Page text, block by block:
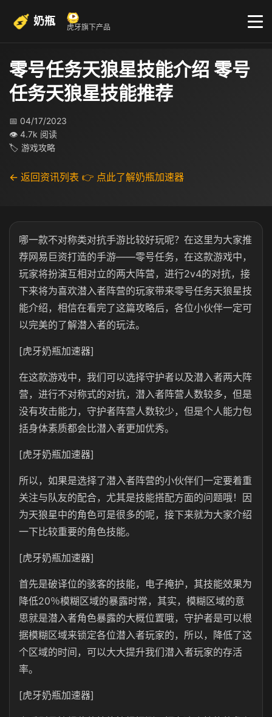
奶瓶 虎牙旗下产品
零号任务天狼星技能介绍 零号
任务天狼星技能推荐
📅 04/17/2023
👁 4.7k 阅读
🏷 游戏攻略
← 返回资讯列表 👉 点此了解奶瓶加速器
哪一款不对称类对抗手游比较好玩呢？在这里为大家推
荐网易巨资打造的手游——零号任务，在这款游戏中，
玩家将扮演互相对立的两大阵营，进行2v4的对抗，接
下来将为喜欢潜入者阵营的玩家带来零号任务天狼星技
能介绍，相信在看完了这篇攻略后，各位小伙伴一定可
以完美的了解潜入者的玩法。
[虎牙奶瓶加速器]
在这款游戏中，我们可以选择守护者以及潜入者两大阵
营，进行不对称式的对抗，潜入者阵营人数较多，但是
没有攻击能力，守护者阵营人数较少，但是个人能力包
括身体素质都会比潜入者更加优秀。
[虎牙奶瓶加速器]
所以，如果是选择了潜入者阵营的小伙伴们一定要着重
关注与队友的配合，尤其是技能搭配方面的问题哦！因
为天狼星中的角色可是很多的呢，接下来就为大家介绍
一下比较重要的角色技能。
[虎牙奶瓶加速器]
首先是破译位的骇客的技能，电子掩护，其技能效果为
降低20％模糊区域的暴露时常，其实，模糊区域的意
思就是潜入者角色暴露的大概位置哦，守护者是可以根
据模糊区域来锁定各位潜入者玩家的，所以，降低了这
个区域的时间，可以大大提升我们潜入者玩家的存活
率。
[虎牙奶瓶加速器]